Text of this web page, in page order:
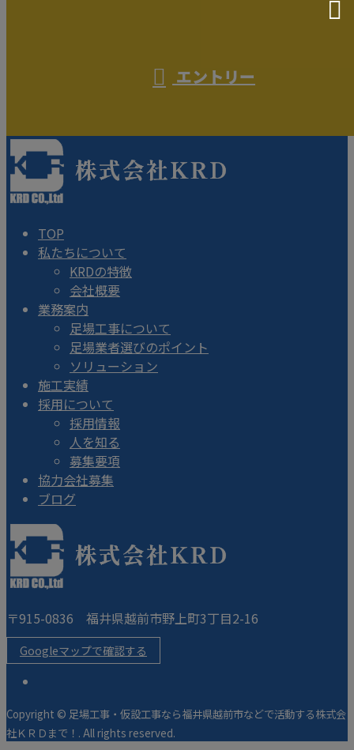
エントリー
TOP
私たちについて
KRDの特徴
会社概要
業務案内
足場工事について
足場業者選びのポイント
ソリューション
施工実績
採用について
採用情報
人を知る
募集要項
協力会社募集
ブログ
〒915-0836 福井県越前市野上町3丁目2-16
Googleマップで確認する
Copyright © 足場工事・仮設工事なら福井県越前市などで活動する株式会
社ＫＲＤまで！. All rights reserved.